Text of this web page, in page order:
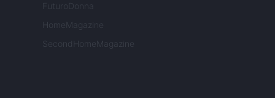
FuturoDonna
HomeMagazine
SecondHomeMagazine